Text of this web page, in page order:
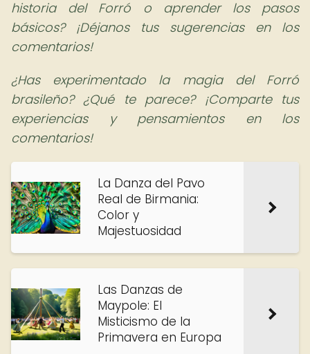
historia del Forró o aprender los pasos
básicos? ¡Déjanos tus sugerencias en los
comentarios!
¿Has experimentado la magia del Forró
brasileño? ¿Qué te parece? ¡Comparte tus
experiencias y pensamientos en los
comentarios!
La Danza del Pavo
Real de Birmania:
Color y
Majestuosidad
Las Danzas de
Maypole: El
Misticismo de la
Primavera en Europa